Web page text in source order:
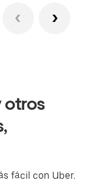
otros
fácil con Uber.